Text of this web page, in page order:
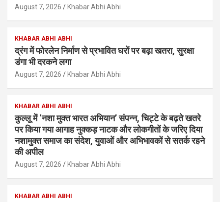
August 7, 2026 Khabar Abhi Abhi
KHABAR ABHI ABHI
द्रंग में फोरलेन निर्माण से प्रभावित घरों पर बढ़ा खतरा, सुरक्षा
डंगा भी दरकने लगा
August 7, 2026 Khabar Abhi Abhi
KHABAR ABHI ABHI
कुल्लू में ‘नशा मुक्त भारत अभियान’ संपन्न, चिट्टे के बढ़ते खतरे
पर किया गया आगाह नुक्कड़ नाटक और लोकगीतों के जरिए दिया
नशामुक्त समाज का संदेश, युवाओं और अभिभावकों से सतर्क रहने
की अपील
August 7, 2026 Khabar Abhi Abhi
KHABAR ABHI ABHI